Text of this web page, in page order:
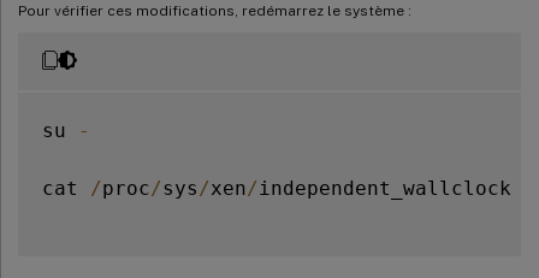
Pour vérifier ces modifications, redémarrez le système :
su -
cat /proc/sys /xen/ independent_wallclock